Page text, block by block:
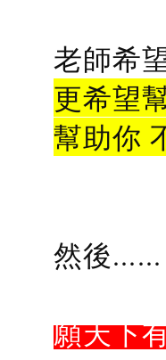
老師希
更希望
幫助你
然後......
願天下